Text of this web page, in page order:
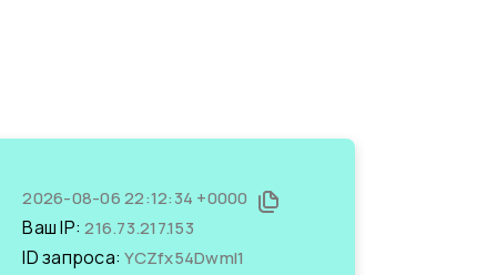
2026-08-06 22:12:34 +0000
Ваш IP:216.73.217.153
ID запроса:YCZfx54DwmI1